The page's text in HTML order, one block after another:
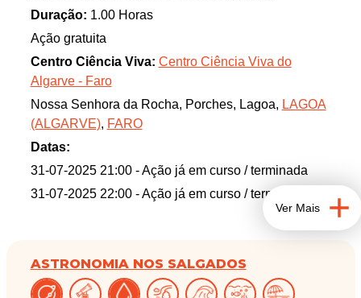
escondidas nas constelações.
Duração: 1.00 Horas
Ação gratuita
Centro Ciência Viva: Centro Ciência Viva do
Algarve - Faro
Nossa Senhora da Rocha, Porches, Lagoa, LAGOA
(ALGARVE), FARO
Datas:
31-07-2025 21:00 - Ação já em curso / terminada
31-07-2025 22:00 - Ação já em curso / terminada
Ver Mais
ASTRONOMIA NOS SALGADOS